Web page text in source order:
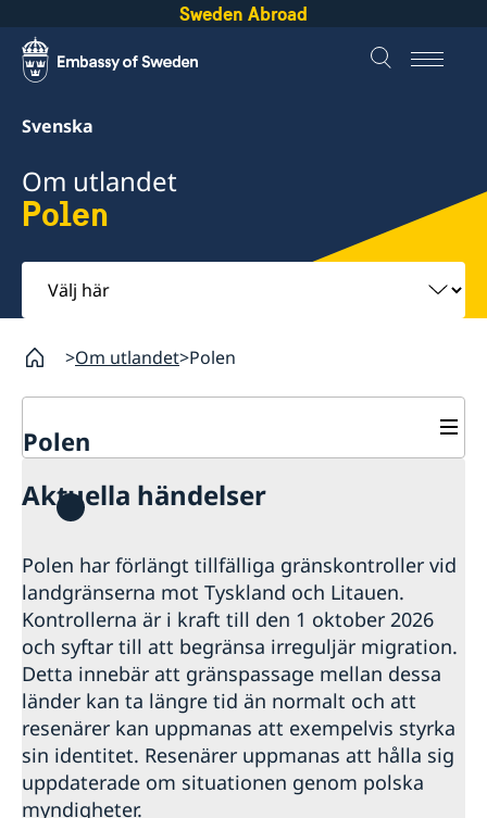
Sweden Abroad
Svenska
Om utlandet
Polen
Välj
här
Om utlandet Polen
Polen
Hjälp till svenskar i Polen
Rekvisition samordningsnummer och ansökan om
förnamn och efternamn för nyfödda barn
Akut hjälp
Om olyckan är framme – vad kan du få hjälp med?
Larmcentraler
Pass i Polen
Ansökan om pass & nationellt id-kort
Pass/Nationellt Id-kort för vuxna i Polen
Pass/Nationellt id-kort för barn i Polen
Rekvisition samordningsnummer och ansökan om
förnamn och efternamn för nyfödda barn
Provisoriskt pass
Hjälp kring medborgarskap
Om svenskt medborgarskap
Gifta sig i Polen
Ansökningsavgifter
Legaliseringar
Ambassadens reseinformation
Aktuella händelser
Allmänna säkerhetsläget
Naturförhållanden och katastrofer
In- och utresebestämmelser
Hälso- och sjukvård
Lokala lagar och sedvänjor
Trafiksäkerhet
Övrig information
Sjukvård för svenskar i Polen
Om olyckan är framme
Arv i internationella situationer
Aktuella händelser
Polen har förlängt tillfälliga gränskontroller vid
landgränserna mot Tyskland och Litauen.
Kontrollerna är i kraft till den 1 oktober 2026
och syftar till att begränsa irreguljär migration.
Detta innebär att gränspassage mellan dessa
länder kan ta längre tid än normalt och att
resenärer kan uppmanas att exempelvis styrka
sin identitet. Resenärer uppmanas att hålla sig
uppdaterade om situationen genom polska
myndigheter.